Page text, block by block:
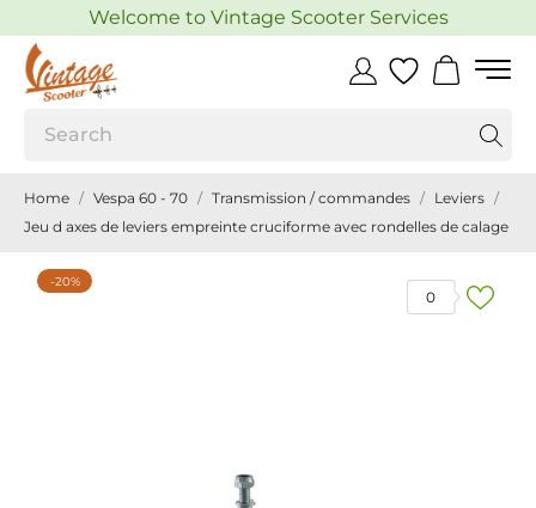
Welcome to Vintage Scooter Services
Home Vespa 60 - 70 Transmission / commandes
Leviers
Jeu d axes de leviers empreinte cruciforme avec rondelles de calage
0
-20%